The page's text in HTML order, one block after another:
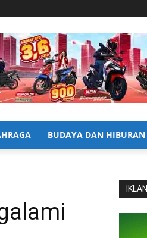
BUDAYA DAN HIBURAN
IKLAN